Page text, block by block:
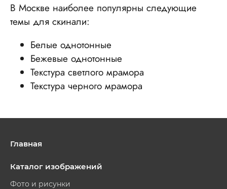
В Москве наиболее популярны следующие
темы для скинали:
Белые однотонные
Бежевые однотонные
Текстура светлого мрамора
Текстура черного мрамора
Главная
Каталог изображений
Фото и рисунки